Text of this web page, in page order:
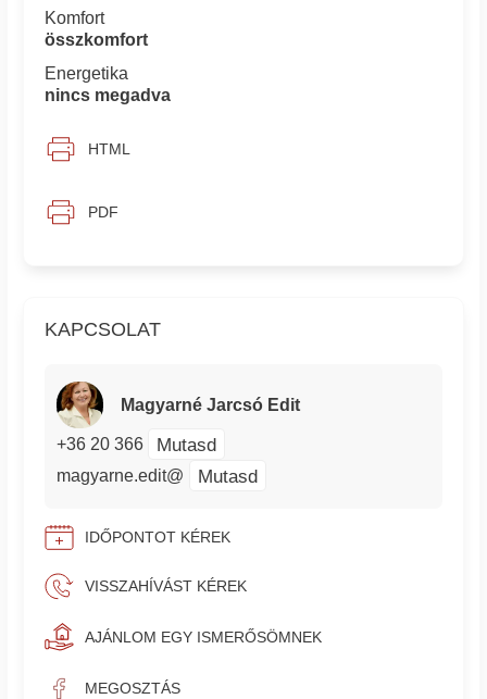
KAPCSOLAT
Magyarné Jarcsó Edit
+36 20 366 Mutasd
magyarne.edit@ Mutasd
IDŐPONTOT KÉREK
VISSZAHÍVÁST KÉREK
AJÁNLOM EGY ISMERŐSÖMNEK
MEGOSZTÁS
Komfort
összkomfort
Energetika
nincs megadva
HTML
PDF